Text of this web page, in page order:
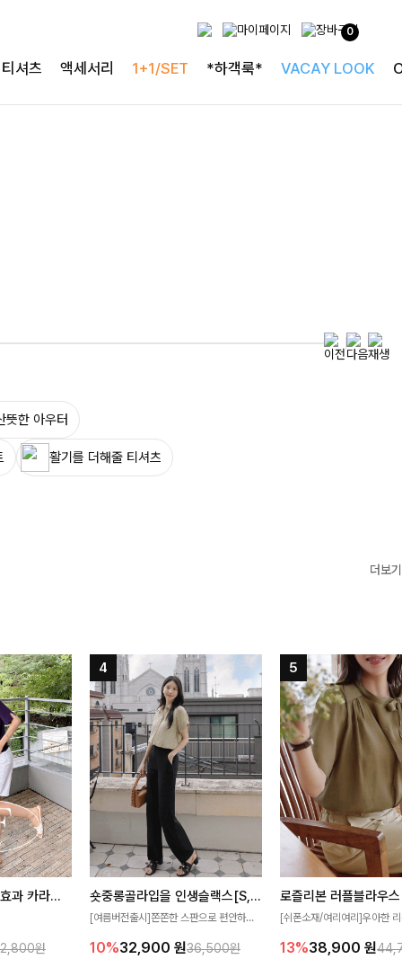
0
티셔츠 액세서리 1+1/SET *하객룩* VACAY LOOK
특별한 날을 빛내는
하객룩의 정석
뜻한 아우터
활기를 더해줄 티셔츠
더보기
[재구매율1위] 냉감효과 카라니트
에도 시원하게
원
숏중롱골라입을 인생슬랙스[S,M,L,XL사이즈]
[여름버전출시]쫀쫀한 스판으로 편안하게
숏·기본·롱 기장과 와이드·부츠컷 핏까지 취
10%32,900 원36,500원
로즐리본 러플블라우스
[쉬폰소재/여리여리]우아한
분위기를 더해주는 블라우스
13%38,900 원